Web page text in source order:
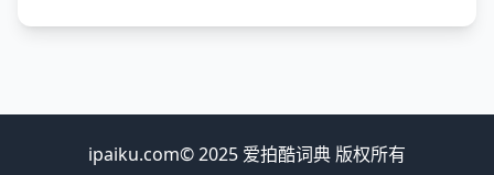
ipaiku.com© 2025 爱拍酷词典 版权所有